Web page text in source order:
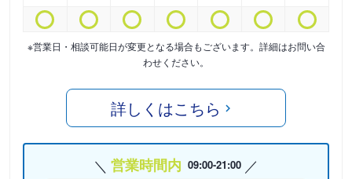
※営業日・相談可能日が変更となる場合もございます。詳細はお問い合
わせください。
詳しくはこちら
営業時間内 09:00-21:00